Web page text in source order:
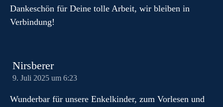
Dankeschön für Deine tolle Arbeit, wir bleiben in
Verbindung!
Nirsberer
9. Juli 2025 um 6:23
Wunderbar für unsere Enkelkinder, zum Vorlesen und